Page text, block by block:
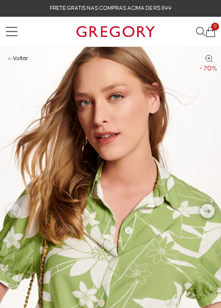
FRETE GRÁTIS NAS COMPRAS ACIMA DE R$ 899
0
- 70%
Voltar